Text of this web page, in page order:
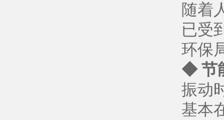
随着
已受
环保
◆ 节
振动
基本